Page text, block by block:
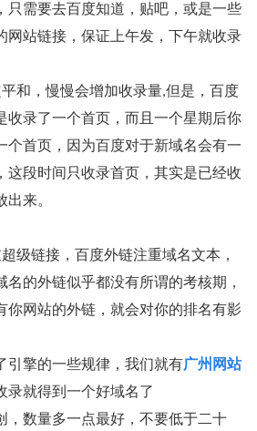
只需要去百度知道，贴吧，或是一些
网站链接，保证上午发，下午就收录
和，慢慢会增加收录量,但是，百度
收录了一个首页，而且一个星期后你
个首页，因为百度对于新域名会有一
这段时间只收录首页，其实是已经收
来。
级链接，百度外链注重域名文本，
名的外链似乎都没有所谓的考核期，
你网站的外链，就会对你的排名有影
擎的一些规律，我们就有 广州网站
录就得到一个好域名了
数量多一点最好，不要低于二十